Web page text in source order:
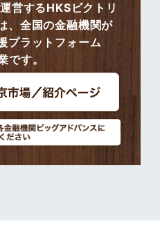
営するHKSビクトリ
、全国の金融機関が
プラットフォーム
す。